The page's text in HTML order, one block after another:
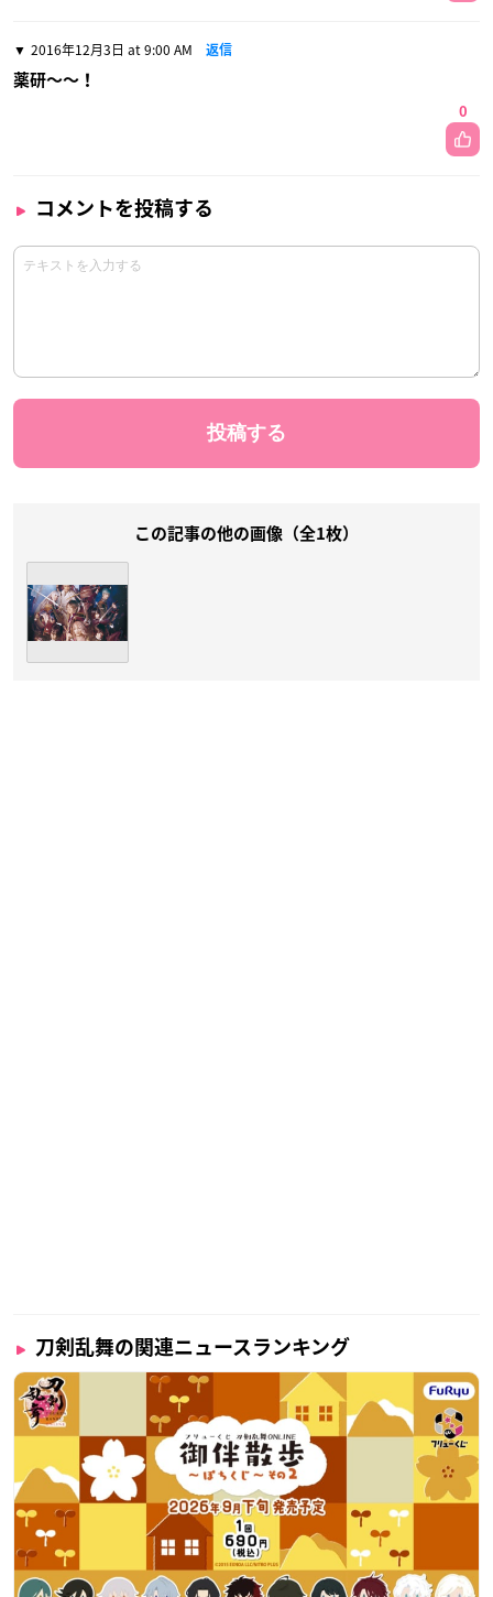
2016年12月3日 at 9:00 AM 返信
薬研〜〜！
0
コメントを投稿する
この記事の他の画像（全1枚）
刀剣乱舞の関連ニュースランキング